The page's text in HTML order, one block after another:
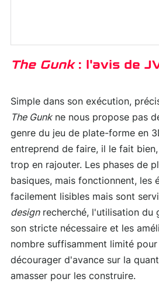
The Gunk: l'avis de
Simple dans son exécution,
The Gunkne nous propose pas
genre du jeu de plate-forme en
entreprend de faire, il le fait
trop en rajouter. Les phases de
basiques, mais fonctionnent, les
facilement lisibles mais sont
designrecherché, l'utilisation du
son stricte nécessaire et les
nombre suffisamment limité pour
décourager d'avance sur la
amasser pour les construire.